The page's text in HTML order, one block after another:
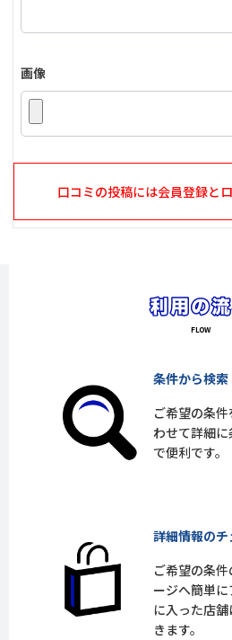
画像
口コミの投稿には会員登録と
条件から検索
ご希望の条
わせて詳細
で便利です。
詳細情報のチ
ご希望の条
ージへ簡単
に入った店
きます。